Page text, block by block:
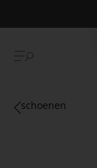
Betaal
schoenen